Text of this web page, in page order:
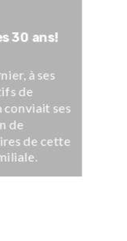
30 ans!
à ses
de
conviait ses
de
de cette